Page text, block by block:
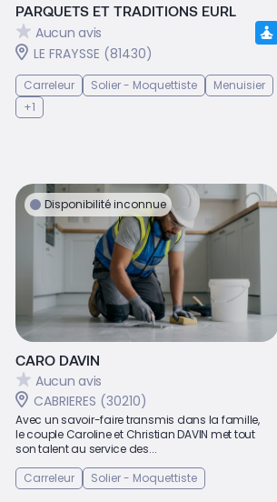
PARQUETS ET TRADITIONS EURL
Aucun avis
LE FRAYSSE (81430)
Carreleur Solier - Moquettiste
Menuisier
+1
Disponibilité inconnue
CARO DAVIN
Aucun avis
CABRIERES (30210)
Avec un savoir-faire transmis dans la famille,
le couple Caroline et Christian DAVIN met tout
son talent au service des...
Carreleur
Solier - Moquettiste